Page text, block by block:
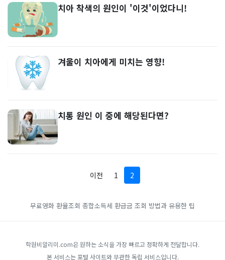
치아 착색의 원인이 '이것'이었다니!
겨울이 치아에게 미치는 영향!
치통 원인 이 중에 해당된다면?
이전 1 2
무료영화 환율조회 종합소득세 환급금 조회 방법과 유용한 팁
학원비알리미.com은 원하는 소식을 가장 빠르고 정확하게 전달합니다.
본 서비스는 포털 사이트와 무관한 독립 서비스입니다.